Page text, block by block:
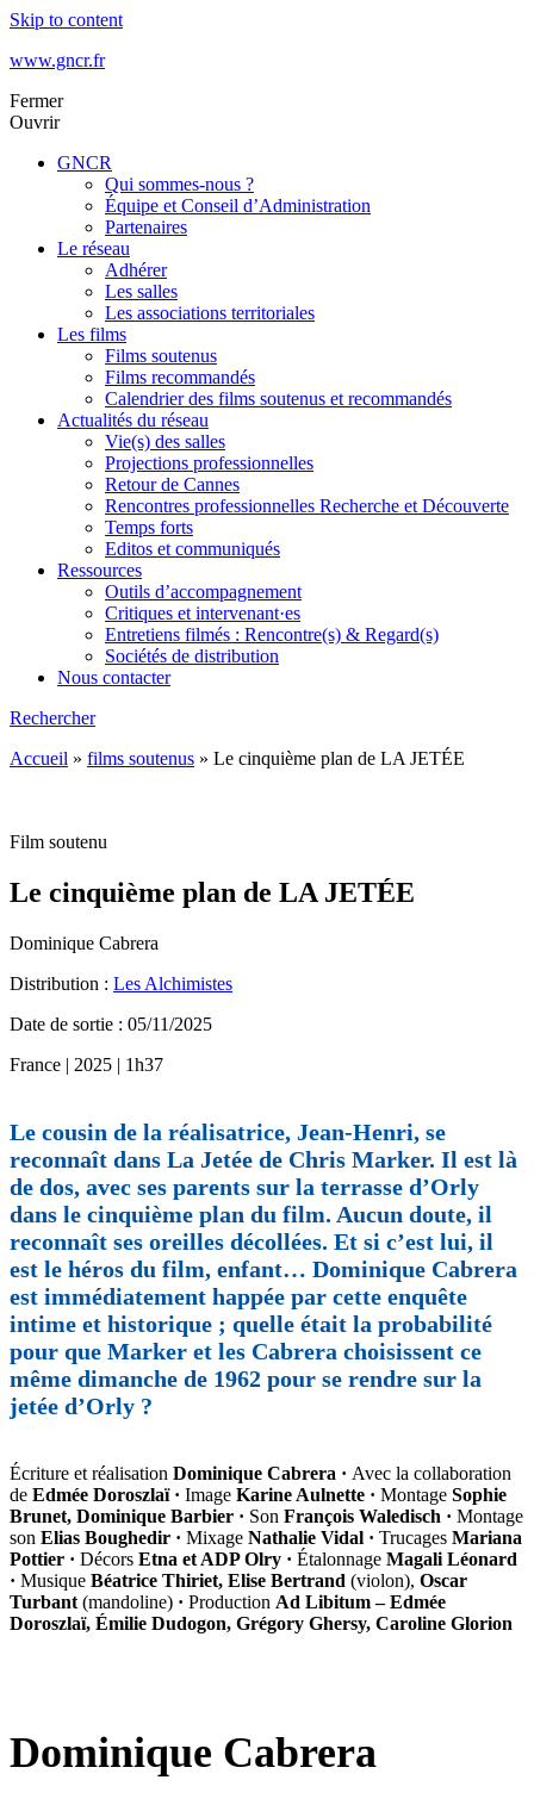
Skip to content
www.gncr.fr
Fermer
Ouvrir
GNCR
Qui sommes-nous ?
Équipe et Conseil d’Administration
Partenaires
Le réseau
Adhérer
Les salles
Les associations territoriales
Les films
Films soutenus
Films recommandés
Calendrier des films soutenus et recommandés
Actualités du réseau
Vie(s) des salles
Projections professionnelles
Retour de Cannes
Rencontres professionnelles Recherche et Découverte
Temps forts
Editos et communiqués
Ressources
Outils d’accompagnement
Critiques et intervenant·es
Entretiens filmés : Rencontre(s) & Regard(s)
Sociétés de distribution
Nous contacter
Rechercher
Accueil » films soutenus » Le cinquième plan de LA JETÉE
Film soutenu
Le cinquième plan de LA JETÉE
Dominique Cabrera
Distribution : Les Alchimistes
Date de sortie : 05/11/2025
France | 2025 | 1h37
Le cousin de la réalisatrice, Jean-Henri, se
reconnaît dans La Jetée de Chris Marker. Il est là
de dos, avec ses parents sur la terrasse d’Orly
dans le cinquième plan du film. Aucun doute, il
reconnaît ses oreilles décollées. Et si c’est lui, il
est le héros du film, enfant… Dominique Cabrera
est immédiatement happée par cette enquête
intime et historique ; quelle était la probabilité
pour que Marker et les Cabrera choisissent ce
même dimanche de 1962 pour se rendre sur la
jetée d’Orly ?
Écriture et réalisation Dominique Cabrera · Avec la collaboration
de Edmée Doroszlaï · Image Karine Aulnette · Montage Sophie
Brunet, Dominique Barbier · Son François Waledisch · Montage
son Elias Boughedir · Mixage Nathalie Vidal · Trucages Mariana
Pottier · Décors Etna et ADP Olry · Étalonnage Magali Léonard
· Musique Béatrice Thiriet, Elise Bertrand (violon), Oscar
Turbant (mandoline) · Production Ad Libitum – Edmée
Doroszlaï, Émilie Dudogon, Grégory Ghersy, Caroline Glorion
Dominique Cabrera